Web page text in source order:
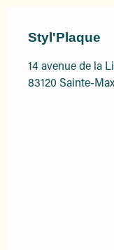
Styl'Plaque
14 avenue de la
83120 Sainte-